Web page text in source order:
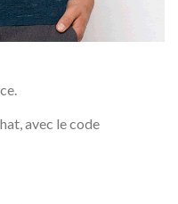
avec le code